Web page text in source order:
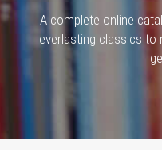
A complete online
everlasting classics to